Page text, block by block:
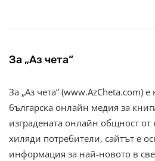
За „Аз чета“
За „Аз чета“ (www.AzCheta.com)
българска онлайн медия за
изградената онлайн общност от
хиляди потребители, сайтът е
информация за най-новото в